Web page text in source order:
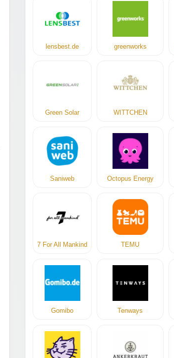
lensbest.de greenworks
Green Solar WITTCHEN
Saniweb Octopus Energy
7 For All Mankind TEMU
Gomibo Tenways